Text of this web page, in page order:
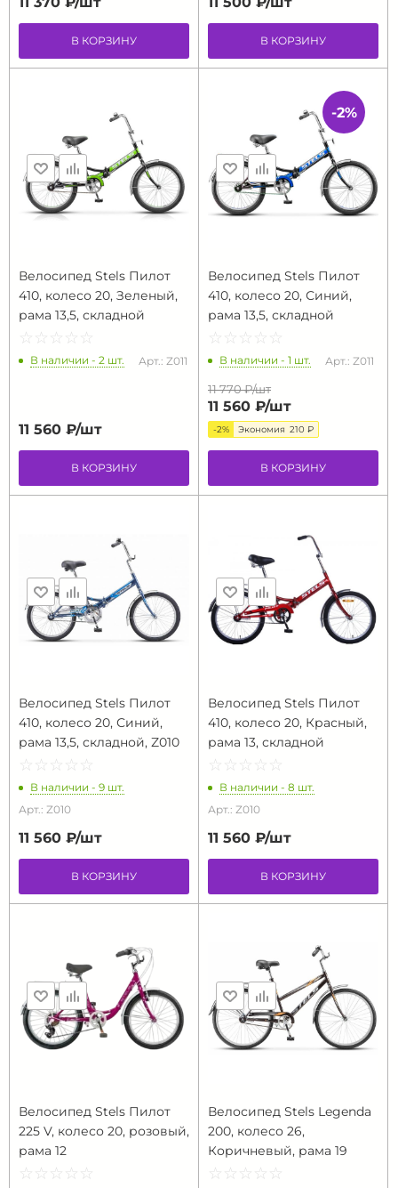
В КОРЗИНУ В КОРЗИНУ
Велосипед Stels Пилот
410, колесо 20, Зеленый,
рама 13,5, складной
☆ ☆ ☆ ☆ ☆
★ ★ ★ ★ ★
В наличии - 2 шт. Арт.: Z011
11 560 ₽/шт
В КОРЗИНУ
Велосипед Stels Пилот
410, колесо 20, Синий,
рама 13,5, складной
☆ ☆ ☆ ☆ ☆
★ ★ ★ ★ ★
В наличии - 1 шт. Арт.: Z011
11 770 ₽/шт
11 560 ₽/шт
-2% Экономия 210 ₽
В КОРЗИНУ
-2%
Велосипед Stels Пилот
410, колесо 20, Синий,
рама 13,5, складной, Z010
☆ ☆ ☆ ☆ ☆
★ ★ ★ ★ ★
В наличии - 9 шт.
Арт.: Z010
11 560 ₽/шт
В КОРЗИНУ
Велосипед Stels Пилот
410, колесо 20, Красный,
рама 13, складной
☆ ☆ ☆ ☆ ☆
★ ★ ★ ★ ★
В наличии - 8 шт.
Арт.: Z010
11 560 ₽/шт
В КОРЗИНУ
Велосипед Stels Пилот
225 V, колесо 20, розовый,
рама 12
☆ ☆ ☆ ☆ ☆
★ ★ ★ ★ ★
Велосипед Stels Legenda
200, колесо 26,
Коричневый, рама 19
☆ ☆ ☆ ☆ ☆
★ ★ ★ ★ ★